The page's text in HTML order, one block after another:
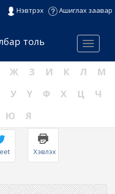
Нэвтрэх Ашиглах заавар
Menu
толь
Ж З И К Л
М
У Ү Ф Х Ц
Ч
Ю Я
Хэвлэх